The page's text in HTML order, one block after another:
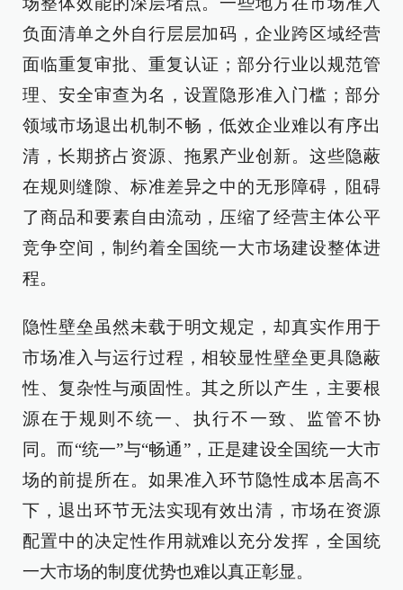
负面清单之外自行层层加码，企业跨区域经营
面临重复审批、重复认证；部分行业以规范管
理、安全审查为名，设置隐形准入门槛；部分
领域市场退出机制不畅，低效企业难以有序出
清，长期挤占资源、拖累产业创新。这些隐蔽
在规则缝隙、标准差异之中的无形障碍，阻碍
了商品和要素自由流动，压缩了经营主体公平
竞争空间，制约着全国统一大市场建设整体进
程。
隐性壁垒虽然未载于明文规定，却真实作用于
市场准入与运行过程，相较显性壁垒更具隐蔽
性、复杂性与顽固性。其之所以产生，主要根
源在于规则不统一、执行不一致、监管不协
同。而“统一”与“畅通”，正是建设全国统一大市
场的前提所在。如果准入环节隐性成本居高不
下，退出环节无法实现有效出清，市场在资源
配置中的决定性作用就难以充分发挥，全国统
一大市场的制度优势也难以真正彰显。